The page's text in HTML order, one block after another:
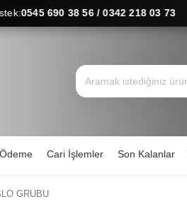
38 56 / 0342 218 03 73
Ödeme Cari İşlemler Son Kalanlar
GRUBU